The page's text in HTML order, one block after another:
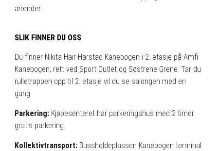
ærender.
SLIK FINNER DU OSS
Du finner Nikita Hair Harstad Kanebogen i 2. etasje på Amfi
Kanebogen, rett ved Sport Outlet og Søstrene Grene. Tar du
rulletrappen opp til 2. etasje vil du se salongen med en
gang.
Parkering: Kjøpesenteret har parkeringshus med 2 timer
gratis parkering.
Kollektivtransport: Bussholdeplassen Kanebogen terminal